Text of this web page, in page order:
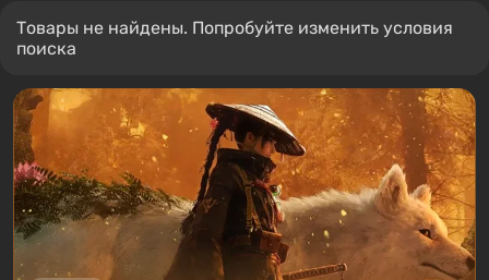
Товары не найдены. Попробуйте изменить условия
поиска